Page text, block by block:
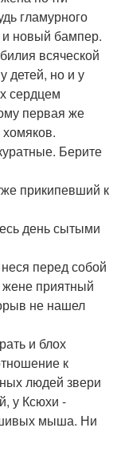
гламурного
и новый бампер.
всяческой
детей, но и у
сердцем
первая же
Берите
прикипевший к
день сытыми
перед собой
жене приятный
не нашел
и блох
к
людей звери
у Ксюхи -
мыша. Ни